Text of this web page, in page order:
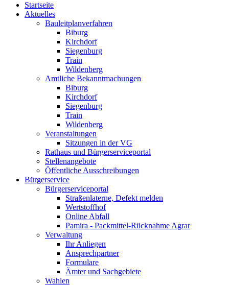
Startseite
Aktuelles
Bauleitplanverfahren
Biburg
Kirchdorf
Siegenburg
Train
Wildenberg
Amtliche Bekanntmachungen
Biburg
Kirchdorf
Siegenburg
Train
Wildenberg
Veranstaltungen
Sitzungen in der VG
Rathaus und Bürgerserviceportal
Stellenangebote
Öffentliche Ausschreibungen
Bürgerservice
Bürgerserviceportal
Straßenlaterne, Defekt melden
Wertstoffhof
Online Abfall
Pamira - Packmittel-Rücknahme Agrar
Verwaltung
Ihr Anliegen
Ansprechpartner
Formulare
Ämter und Sachgebiete
Wahlen